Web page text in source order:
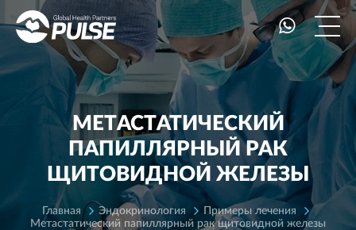
МЕТАСТАТИЧЕСКИЙ
ПАПИЛЛЯРНЫЙ РАК
ЩИТОВИДНОЙ ЖЕЛЕЗЫ
Главная Эндокринология
Примеры лечения
Метастатический папиллярный рак щитовидной железы